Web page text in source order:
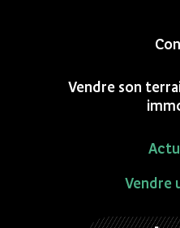
Vendre son
Vendre